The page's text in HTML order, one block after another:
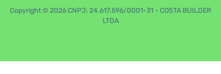
Copyright © 2026 CNPJ: 24.617.596/0001-31 - COSTA BUILDER
LTDA